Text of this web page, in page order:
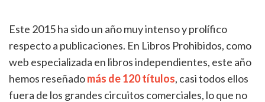
Este 2015 ha sido un año muy intenso y prolífico
respecto a publicaciones. En Libros Prohibidos, como
web especializada en libros independientes, este año
hemos reseñadomás de 120 títulos, casi todos ellos
fuera de los grandes circuitos comerciales, lo que no